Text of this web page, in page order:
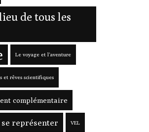
de tous les
Le voyage et l'aventure
et rêves scientifiques
complémentaire
représenter VEL